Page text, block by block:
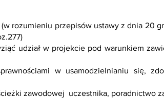
rozumieniu przepisów ustawy z dnia 20
udział w projekcie pod warunkiem
w usamodzielnianiu się,
zawodowej uczestnika, poradnictwo